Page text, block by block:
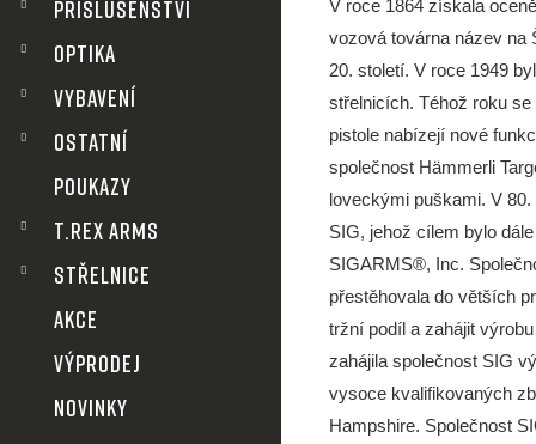
r
n
Příslušenství
Optika
VYBAVENÍ
OSTATNÍ
POUKAZY
T.REX ARMS
STŘELNICE
AKCE
VÝPRODEJ
NOVINKY
V roce 1864 získala
vozová továrna název na
20. století. V roce 1949
střelnicích. Téhož roku
pistole nabízejí nové
společnost Hämmerli
loveckými puškami. V
SIG, jehož cílem bylo
SIGARMS®, Inc.
přestěhovala do větších
tržní podíl a zahájit
zahájila společnost SIG
vysoce kvalifikovaných
Hampshire. Společnost